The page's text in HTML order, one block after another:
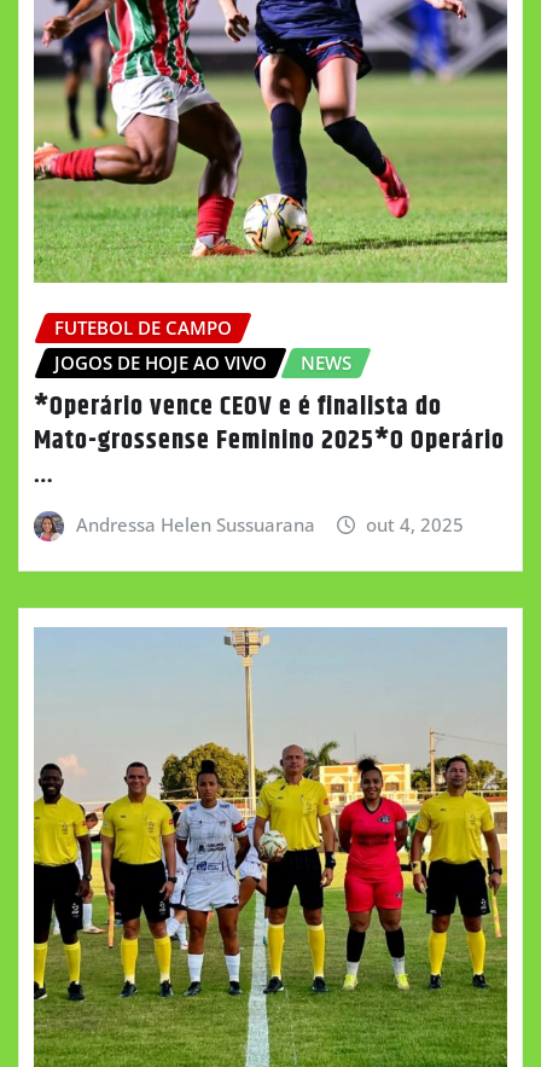
FUTEBOL DE CAMPO
JOGOS DE HOJE AO VIVO
NEWS
*Operário vence CEOV e é finalista do
Mato-grossense Feminino 2025*O Operário
…
Andressa Helen Sussuarana out 4, 2025